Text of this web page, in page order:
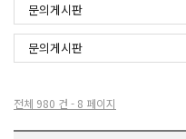
문의게시판
문의게시판
전체 980 건 - 8 페이지